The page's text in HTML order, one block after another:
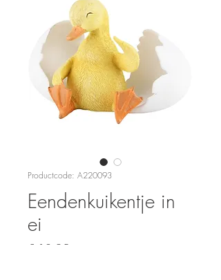
Productcode: A220093
Eendenkuikentje in
ei
€ 12,95